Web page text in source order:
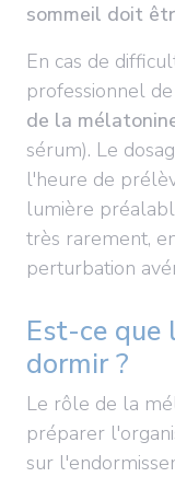
sommeil doit
En cas de
professionnel
de la
sérum). Le
l'heure de
lumière
très rarement,
perturbation
Est-ce
dormir ?
Le rôle de la
préparer
sur